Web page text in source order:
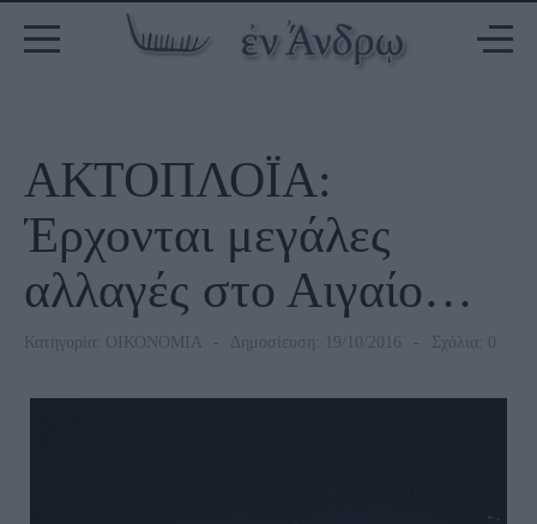
ΑΚΤΟΠΛΟΪΑ:
Έρχονται μεγάλες
αλλαγές στο Αιγαίο…
Κατηγορία: ΟΙΚΟΝΟΜΙΑ Δημοσίευση: 19/10/2016 Σχόλια: 0